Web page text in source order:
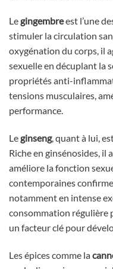
Legingembreest l’une
stimuler la circulation
oxygénation du corps, il
sexuelle en décuplant la
propriétés anti-
tensions musculaires,
performance.
Leginseng, quant à lui,
Riche en ginsénosides,
améliore la fonction
contemporaines
notamment en intense
consommation régulière
un facteur clé pour
Les épices comme la